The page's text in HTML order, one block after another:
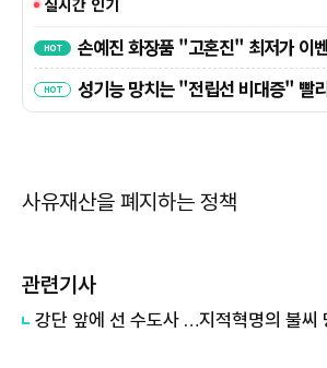
사유재산을 폐지하는 정책
관련기사
강단 앞에 선 수도사 …지적혁명의 불씨